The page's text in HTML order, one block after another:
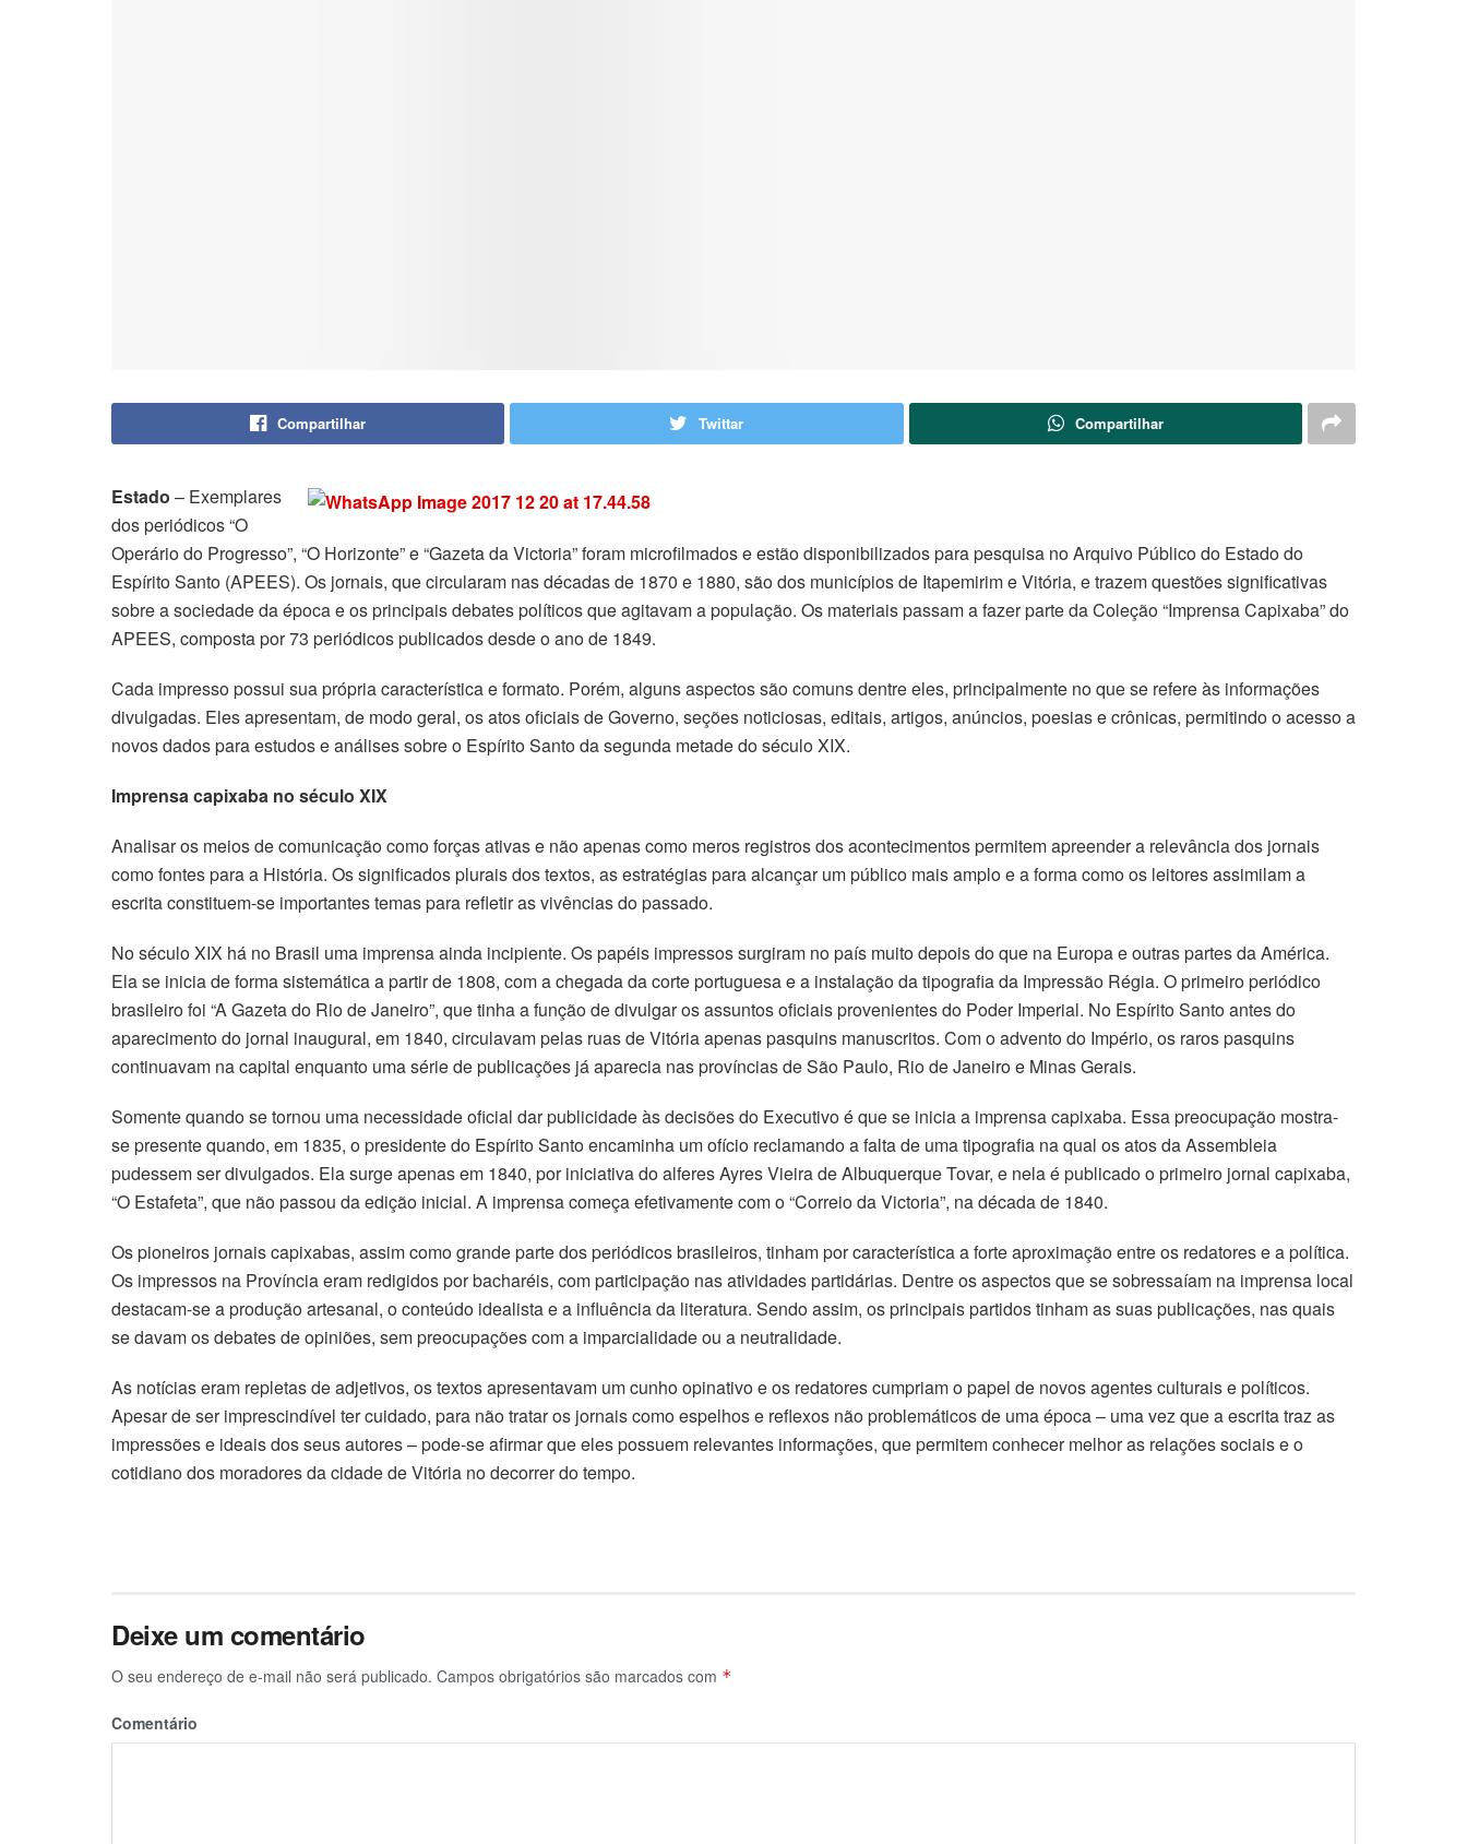
Compartilhar Twittar Compartilhar
Estado – Exemplares
dos periódicos “O
Operário do Progresso”, “O Horizonte” e “Gazeta da Victoria” foram microfilmados e estão disponibilizados para pesquisa no Arquivo Público do Estado do
Espírito Santo (APEES). Os jornais, que circularam nas décadas de 1870 e 1880, são dos municípios de Itapemirim e Vitória, e trazem questões significativas
sobre a sociedade da época e os principais debates políticos que agitavam a população. Os materiais passam a fazer parte da Coleção “Imprensa Capixaba” do
APEES, composta por 73 periódicos publicados desde o ano de 1849.
Cada impresso possui sua própria característica e formato. Porém, alguns aspectos são comuns dentre eles, principalmente no que se refere às informações
divulgadas. Eles apresentam, de modo geral, os atos oficiais de Governo, seções noticiosas, editais, artigos, anúncios, poesias e crônicas, permitindo o acesso a
novos dados para estudos e análises sobre o Espírito Santo da segunda metade do século XIX.
Imprensa capixaba no século XIX
Analisar os meios de comunicação como forças ativas e não apenas como meros registros dos acontecimentos permitem apreender a relevância dos jornais
como fontes para a História. Os significados plurais dos textos, as estratégias para alcançar um público mais amplo e a forma como os leitores assimilam a
escrita constituem-se importantes temas para refletir as vivências do passado.
No século XIX há no Brasil uma imprensa ainda incipiente. Os papéis impressos surgiram no país muito depois do que na Europa e outras partes da América.
Ela se inicia de forma sistemática a partir de 1808, com a chegada da corte portuguesa e a instalação da tipografia da Impressão Régia. O primeiro periódico
brasileiro foi “A Gazeta do Rio de Janeiro”, que tinha a função de divulgar os assuntos oficiais provenientes do Poder Imperial. No Espírito Santo antes do
aparecimento do jornal inaugural, em 1840, circulavam pelas ruas de Vitória apenas pasquins manuscritos. Com o advento do Império, os raros pasquins
continuavam na capital enquanto uma série de publicações já aparecia nas províncias de São Paulo, Rio de Janeiro e Minas Gerais.
Somente quando se tornou uma necessidade oficial dar publicidade às decisões do Executivo é que se inicia a imprensa capixaba. Essa preocupação mostra-
se presente quando, em 1835, o presidente do Espírito Santo encaminha um ofício reclamando a falta de uma tipografia na qual os atos da Assembleia
pudessem ser divulgados. Ela surge apenas em 1840, por iniciativa do alferes Ayres Vieira de Albuquerque Tovar, e nela é publicado o primeiro jornal capixaba,
“O Estafeta”, que não passou da edição inicial. A imprensa começa efetivamente com o “Correio da Victoria”, na década de 1840.
Os pioneiros jornais capixabas, assim como grande parte dos periódicos brasileiros, tinham por característica a forte aproximação entre os redatores e a política.
Os impressos na Província eram redigidos por bacharéis, com participação nas atividades partidárias. Dentre os aspectos que se sobressaíam na imprensa local
destacam-se a produção artesanal, o conteúdo idealista e a influência da literatura. Sendo assim, os principais partidos tinham as suas publicações, nas quais
se davam os debates de opiniões, sem preocupações com a imparcialidade ou a neutralidade.
As notícias eram repletas de adjetivos, os textos apresentavam um cunho opinativo e os redatores cumpriam o papel de novos agentes culturais e políticos.
Apesar de ser imprescindível ter cuidado, para não tratar os jornais como espelhos e reflexos não problemáticos de uma época – uma vez que a escrita traz as
impressões e ideais dos seus autores – pode-se afirmar que eles possuem relevantes informações, que permitem conhecer melhor as relações sociais e o
cotidiano dos moradores da cidade de Vitória no decorrer do tempo.
Deixe um comentário
O seu endereço de e-mail não será publicado. Campos obrigatórios são marcados com *
Comentário